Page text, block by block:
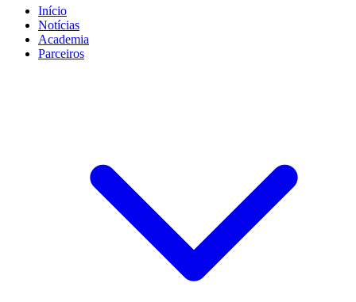
Início
Notícias
Academia
Parceiros